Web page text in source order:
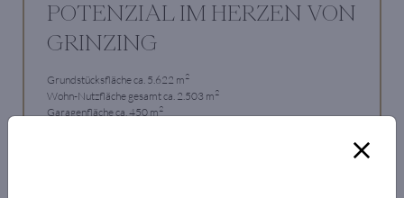
POTENZIAL IM HERZEN VON
GRINZING
Grundstücksfläche ca. 5.622 m2
Wohn-Nutzfläche gesamt ca. 2.503 m2
Garagenfläche ca. 450 m2